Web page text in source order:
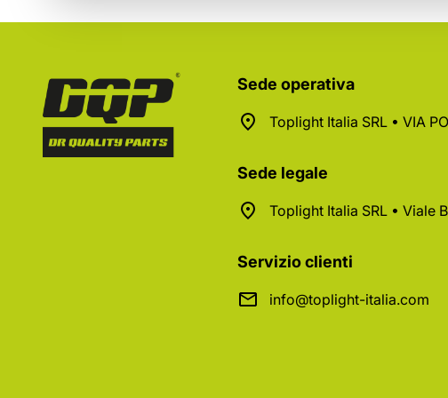
Sede operativa
Toplight Italia SRL • VIA
Sede legale
Toplight Italia SRL • Viale
Servizio clienti
info@toplight-italia.com